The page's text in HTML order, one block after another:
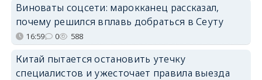
Виноваты соцсети: марокканец рассказал,
почему решился вплавь добраться в Сеуту
16:59 0 588
Китай пытается остановить утечку
специалистов и ужесточает правила выезда